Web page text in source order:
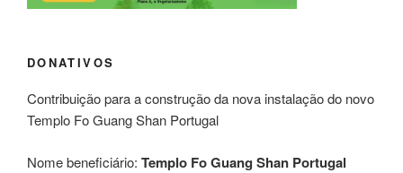
DONATIVOS
Contribuição para a construção da nova instalação do novo
Templo Fo Guang Shan Portugal
Nome beneficiário: Templo Fo Guang Shan Portugal